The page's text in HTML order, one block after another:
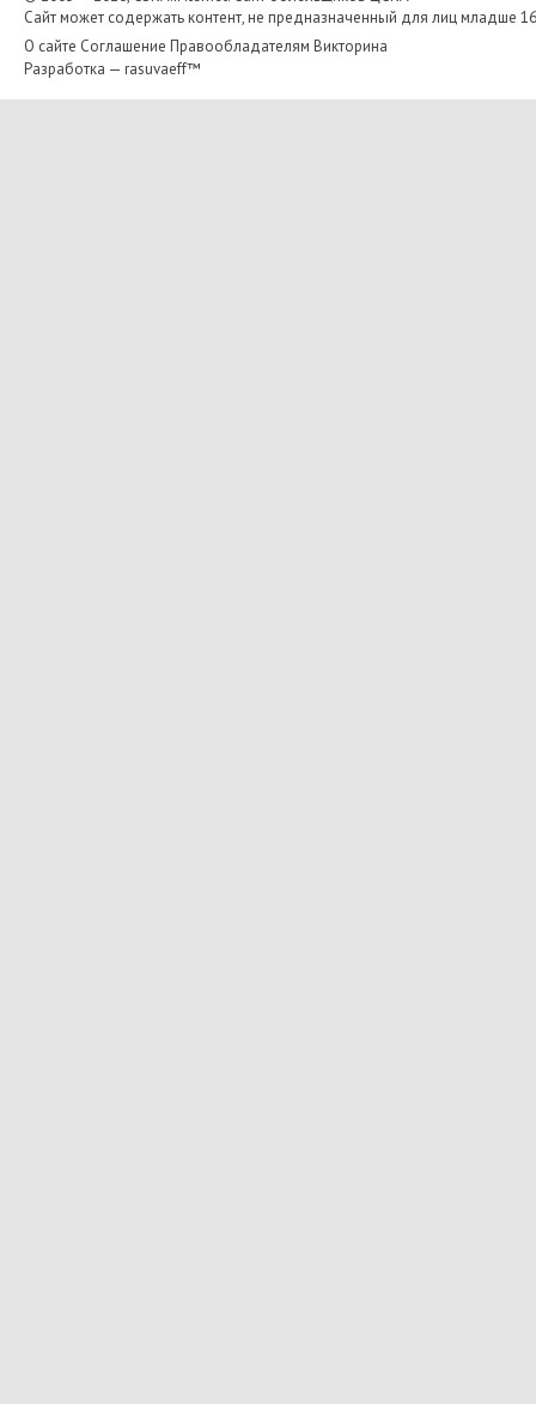
Сайт может содержать контент, не предназначенный для лиц младше
О сайте Соглашение Правообладателям Викторина
Разработка — rasuvaeff™